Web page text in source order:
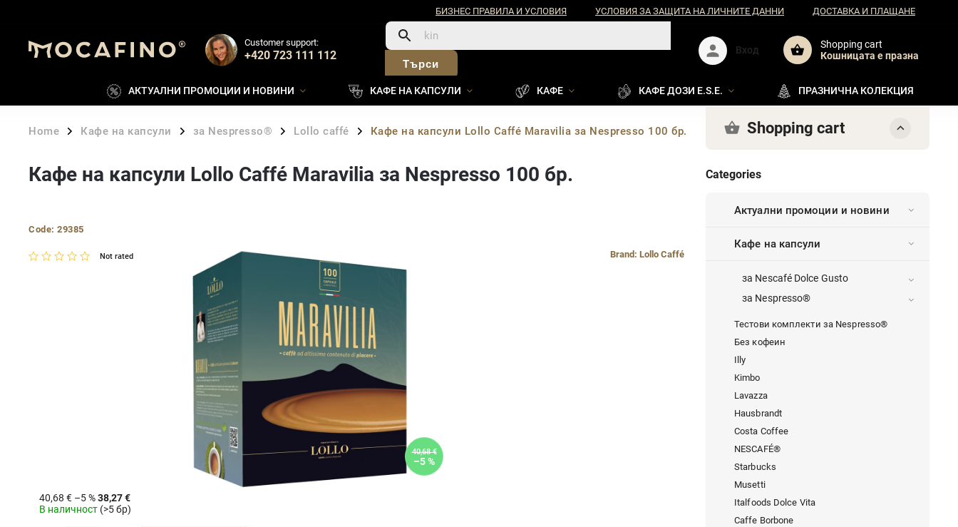
БИЗНЕС ПРАВИЛА И УСЛОВИЯ УСЛОВИЯ ЗА ЗАЩИТА НА ЛИЧНИТЕ ДАННИ ДОСТАВКА И ПЛАЩАНЕ
Customer support:
+420 723 111 112
Търси
Shopping cart
Кошницата e празна
Вход
АКТУАЛНИ ПРОМОЦИИ И НОВИНИ КАФЕ НА КАПСУЛИ КАФЕ КАФЕ ДОЗИ E.S.E. ПРАЗНИЧНА КОЛЕКЦИЯ
Home / Кафе на капсули / за Nespresso® / Lollo caffé / Кафе на капсули Lollo Caffé Maravilia за Nespresso 100 бр. Shopping cart
Categories
Актуални промоции и новини
Кафе на капсули
за Nescafé Dolce Gusto
за Nespresso®
Тестови комплекти за Nespresso®
Без кофеин
Illy
Kimbo
Lavazza
Hausbrandt
Costa Coffee
NESCAFÉ®
Starbucks
Musetti
Italfoods Dolce Vita
Caffe Borbone
Кафе на капсули Lollo Caffé Maravilia за Nespresso 100 бр.
Code: 29385
Not rated Brand: Lollo Caffé
40,68 €
–5 %
40,68 € –5 %38,27 €
В наличност (>5 бр)